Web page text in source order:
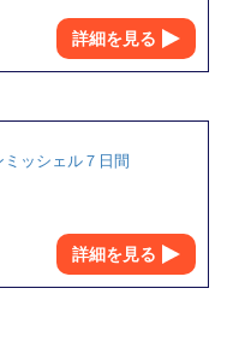
詳細を見る
ッシェル７日間
詳細を見る